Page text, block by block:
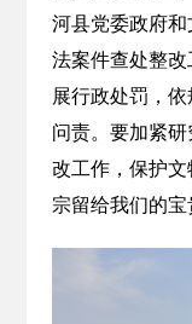
河县党委政府
法案件查处整
展行政处罚，
问责。要加紧
改工作，保护
宗留给我们的宝